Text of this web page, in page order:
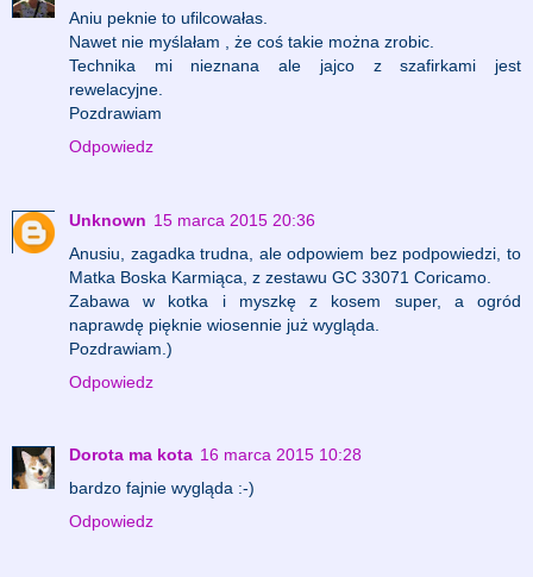
Aniu peknie to ufilcowałas.
Nawet nie myślałam , że coś takie można zrobic.
Technika mi nieznana ale jajco z szafirkami jest
rewelacyjne.
Pozdrawiam
Odpowiedz
Unknown 15 marca 2015 20:36
Anusiu, zagadka trudna, ale odpowiem bez podpowiedzi, to
Matka Boska Karmiąca, z zestawu GC 33071 Coricamo.
Zabawa w kotka i myszkę z kosem super, a ogród
naprawdę pięknie wiosennie już wygląda.
Pozdrawiam.)
Odpowiedz
Dorota ma kota 16 marca 2015 10:28
bardzo fajnie wygląda :-)
Odpowiedz